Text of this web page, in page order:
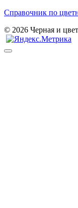
Справочник по
© 2026 Черная и